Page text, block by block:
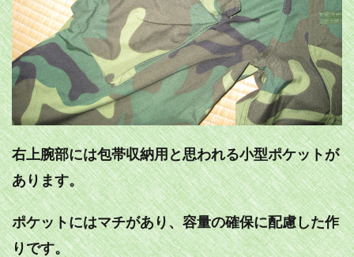
右上腕部には包帯収納用と思われる小型ポケットが
あります。
ポケットにはマチがあり、容量の確保に配慮した作
りです。